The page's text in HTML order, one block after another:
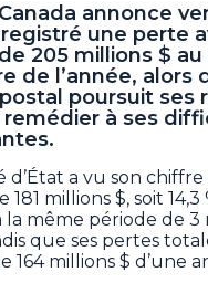
annonce
une perte
205 millions $
de l’année, alors
poursuit ses
remédier à ses
d’État a vu son chiffre
millions $, soit 14,3
la même période de 3
que ses pertes
164 millions $ d’une